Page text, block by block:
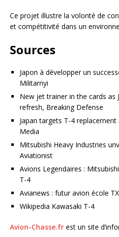
Ce projet illustre la volonté de
et compétitivité dans un
Sources
Japon à développer un
Militarnyi
New jet trainer in the cards as
refresh, Breaking Defense
Japan targets T-4 replacement
Media
Mitsubishi Heavy Industries
Aviationist
Avions Legendaires :
T-4
Avianews : futur avion école
Wikipedia Kawasaki T-4
Avion-Chasse.fr est un site